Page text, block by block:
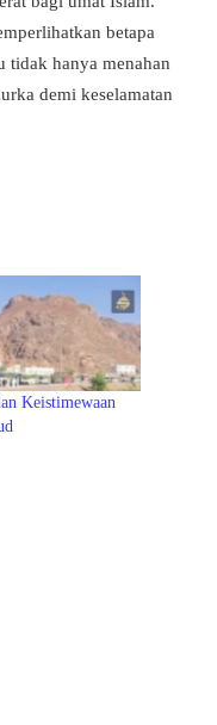
betapa
demi keselamatan
Keistimewaan